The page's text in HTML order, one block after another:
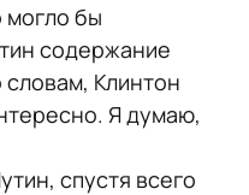
могло бы
содержание
словам, Клинтон
Я думаю,
спустя всего